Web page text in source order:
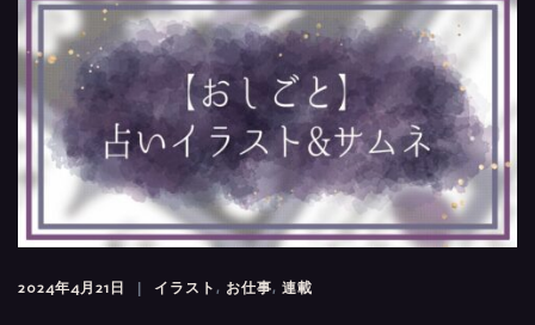
2024年4月21日 イラスト , お仕事, 連載